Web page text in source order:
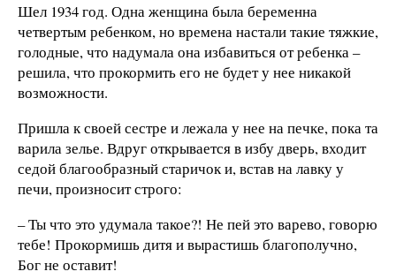
Шел 1934 год. Одна женщина была беременна
четвертым ребенком, но времена настали такие тяжкие,
голодные, что надумала она избавиться от ребенка –
решила, что прокормить его не будет у нее никакой
возможности.
Пришла к своей сестре и лежала у нее на печке, пока та
варила зелье. Вдруг открывается в избу дверь, входит
седой благообразный старичок и, встав на лавку у
печи, произносит строго:
– Ты что это удумала такое?! Не пей это варево, говорю
тебе! Прокормишь дитя и вырастишь благополучно,
Бог не оставит!